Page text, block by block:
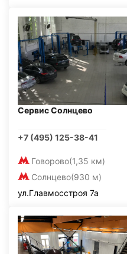
Сервис Солнцево
+7 (495) 125-38-41
Говорово(1,35 км)
Солнцево(930 м)
ул.Главмосстроя 7а